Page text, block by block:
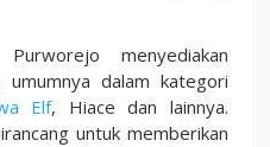
menyediakan
dalam kategori
Elf, Hiace dan lainnya.
untuk memberikan